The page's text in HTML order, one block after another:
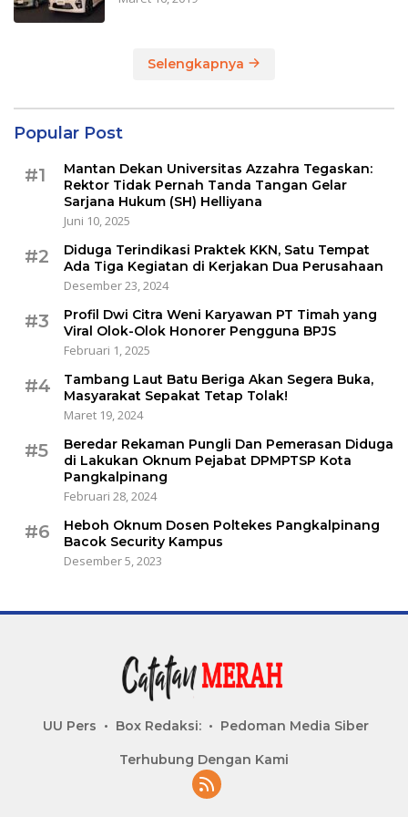
Selengkapnya
Popular Post
#1
Mantan Dekan Universitas Azzahra Tegaskan:
Rektor Tidak Pernah Tanda Tangan Gelar
Sarjana Hukum (SH) Helliyana
Juni 10, 2025
#2
Diduga Terindikasi Praktek KKN, Satu Tempat
Ada Tiga Kegiatan di Kerjakan Dua Perusahaan
Desember 23, 2024
#3
Profil Dwi Citra Weni Karyawan PT Timah yang
Viral Olok-Olok Honorer Pengguna BPJS
Februari 1, 2025
#4
Tambang Laut Batu Beriga Akan Segera Buka,
Masyarakat Sepakat Tetap Tolak!
Maret 19, 2024
#5
Beredar Rekaman Pungli Dan Pemerasan Diduga
di Lakukan Oknum Pejabat DPMPTSP Kota
Pangkalpinang
Februari 28, 2024
#6
Heboh Oknum Dosen Poltekes Pangkalpinang
Bacok Security Kampus
Desember 5, 2023
UU Pers Box Redaksi: Pedoman Media Siber
Terhubung Dengan Kami